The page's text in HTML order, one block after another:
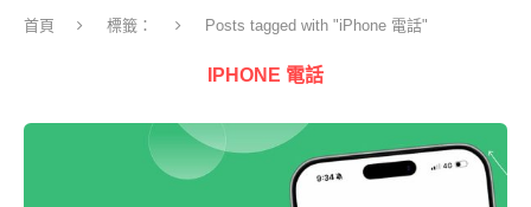
首頁 標籤： Posts tagged with "iPhone 電話"
IPHONE 電話